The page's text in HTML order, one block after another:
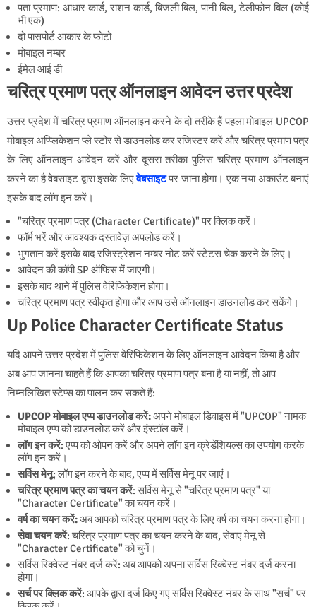
पता प्रमाण: आधार कार्ड, राशन कार्ड, बिजली बिल, पानी बिल, टेलीफोन बिल (कोई
भी एक)
दो पासपोर्ट आकार के फोटो
मोबाइल नम्बर
ईमेल आई डी
चरित्र प्रमाण पत्र ऑनलाइन आवेदन उत्तर प्रदेश
उत्तर प्रदेश में चरित्र प्रमाण ऑनलाइन करने के दो तरीके हैं पहला मोबाइल UPCOP
मोबाइल अप्प्लिकेशन प्ले स्टोर से डाउनलोड कर रजिस्टर करें और चरित्र प्रमाण पत्र
के लिए ऑनलाइन आवेदन करें और दूसरा तरीका पुलिस चरित्र प्रमाण ऑनलाइन
करने का है वेबसाइट द्वारा इसके लिएवेबसाइटपर जाना होगा। एक नया अकाउंट बनाएं
इसके बाद लॉग इन करें।
"चरित्र प्रमाण पत्र (Character Certificate)" पर क्लिक करें।
फॉर्म भरें और आवश्यक दस्तावेज़ अपलोड करें।
भुगतान करें इसके बाद रजिस्ट्रेशन नम्बर नोट करें स्टेटस चेक करने के लिए।
आवेदन की कॉपी SP ऑफिस में जाएगी।
इसके बाद थाने में पुलिस वेरिफिकेशन होगा।
चरित्र प्रमाण पत्र स्वीकृत होगा और आप उसे ऑनलाइन डाउनलोड कर सकेंगे।
Up Police Character Certificate Status
यदि आपने उत्तर प्रदेश में पुलिस वेरिफिकेशन के लिए ऑनलाइन आवेदन किया है और
अब आप जानना चाहते हैं कि आपका चरित्र प्रमाण पत्र बना है या नहीं, तो आप
निम्नलिखित स्टेप्स का पालन कर सकते हैं:
UPCOP मोबाइल एप्प डाउनलोड करें:अपने मोबाइल डिवाइस में "UPCOP" नामक
मोबाइल एप्प को डाउनलोड करें और इंस्टॉल करें।
लॉग इन करें: एप्प को ओपन करें और अपने लॉग इन क्रेडेंशियल्स का उपयोग करके
लॉग इन करें।
सर्विस मेनू: लॉग इन करने के बाद, एप्प में सर्विस मेनू पर जाएं।
चरित्र प्रमाण पत्र का चयन करें: सर्विस मेनू से "चरित्र प्रमाण पत्र" या
"Character Certificate" का चयन करें।
वर्ष का चयन करें:अब आपको चरित्र प्रमाण पत्र के लिए वर्ष का चयन करना होगा।
सेवा चयन करें: चरित्र प्रमाण पत्र का चयन करने के बाद, सेवाएं मेनू से
"Character Certificate" को चुनें।
सर्विस रिक्वेस्ट नंबर दर्ज करें: अब आपको अपना सर्विस रिक्वेस्ट नंबर दर्ज करना
होगा।
सर्च पर क्लिक करें: आपके द्वारा दर्ज किए गए सर्विस रिक्वेस्ट नंबर के साथ "सर्च" पर